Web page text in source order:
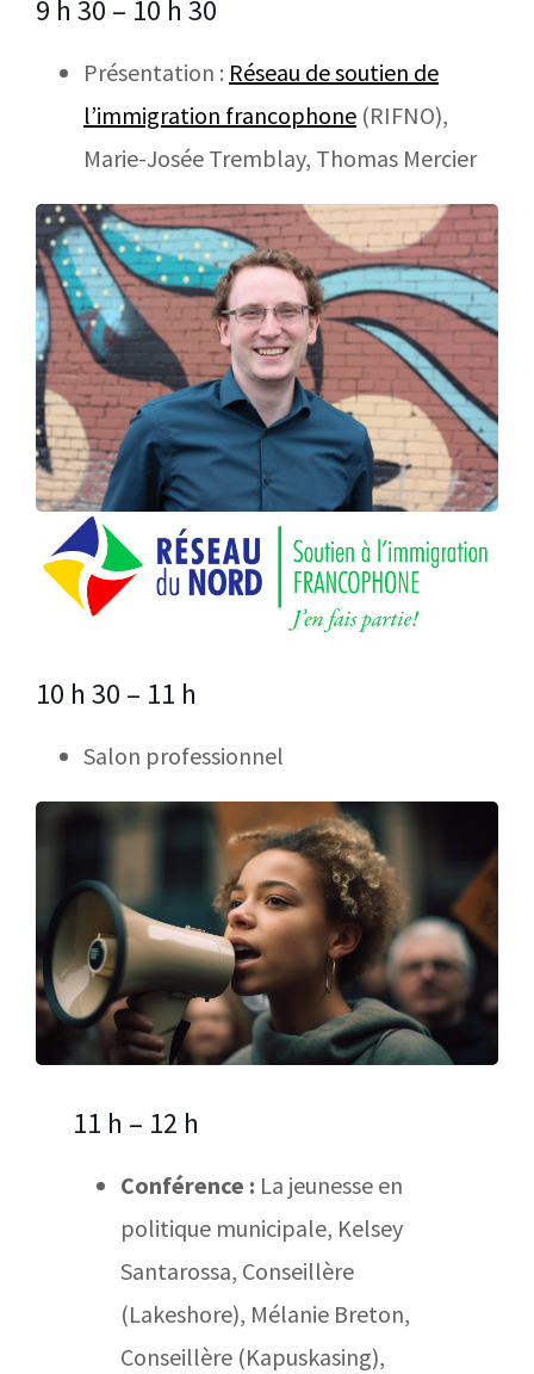
9 h 30 – 10 h 30
Présentation : Réseau de soutien de
l’immigration francophone (RIFNO),
Marie-Josée Tremblay, Thomas Mercier
10 h 30 – 11 h
Salon professionnel
11 h – 12 h
Conférence : La jeunesse en
politique municipale, Kelsey
Santarossa, Conseillère
(Lakeshore), Mélanie Breton,
Conseillère (Kapuskasing),